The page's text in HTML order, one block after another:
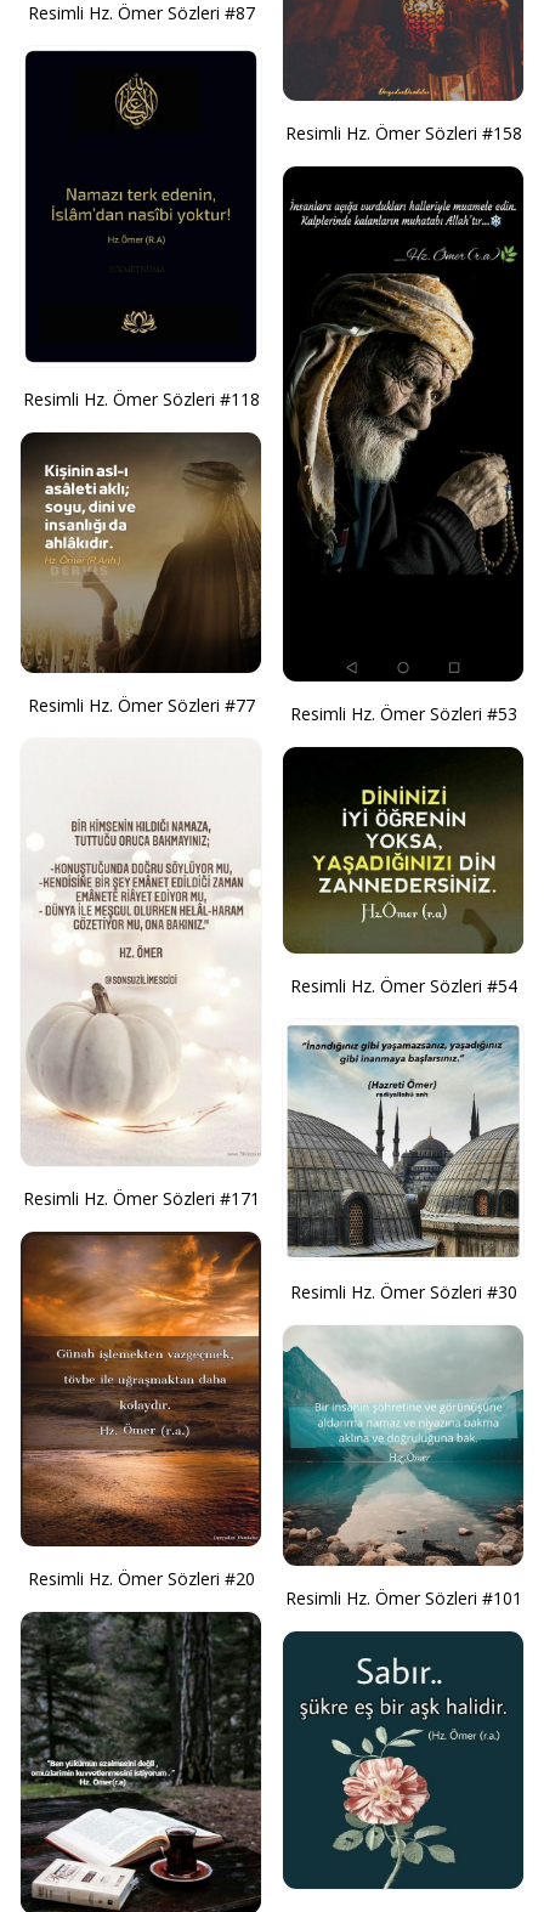
Resimli Hz. Ömer Sözleri #87
Resimli Hz. Ömer Sözleri #118
Resimli Hz. Ömer Sözleri #77
Resimli Hz. Ömer Sözleri #171
Resimli Hz. Ömer Sözleri #20
Resimli Hz. Ömer Sözleri #158
Resimli Hz. Ömer Sözleri #53
Resimli Hz. Ömer Sözleri #54
Resimli Hz. Ömer Sözleri #30
Resimli Hz. Ömer Sözleri #101